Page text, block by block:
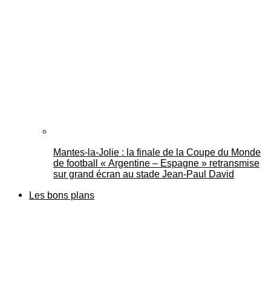
Mantes-la-Jolie : la finale de la Coupe du Monde
de football « Argentine – Espagne » retransmise
sur grand écran au stade Jean-Paul David
Les bons plans